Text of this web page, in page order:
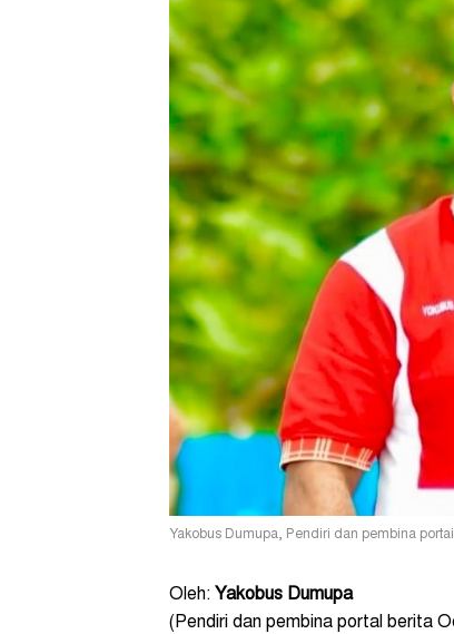
Yakobus Dumupa, Pendiri dan pembina
Oleh: Yakobus Dumupa
(Pendiri dan pembina portal berita